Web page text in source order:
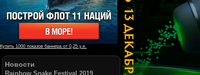
Купить 1000 показов баннера от 0,25 у.е.
Новости
Rainbow Snake Festival 2019